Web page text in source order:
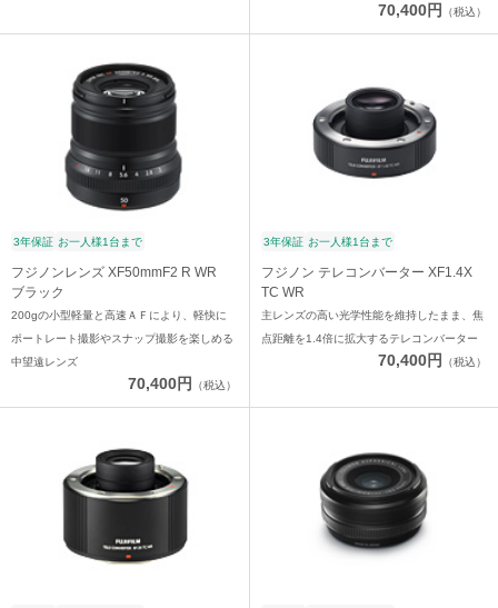
70,400円 （税込）
3年保証 お一人様1台まで
フジノンレンズ XF50mmF2 R WR
ブラック
200gの小型軽量と高速ＡＦにより、軽快に
ポートレート撮影やスナップ撮影を楽しめる
中望遠レンズ
70,400円 （税込）
3年保証 お一人様1台まで
フジノン テレコンバーター XF1.4X
TC WR
主レンズの高い光学性能を維持したまま、焦
点距離を1.4倍に拡大するテレコンバーター
70,400円 （税込）